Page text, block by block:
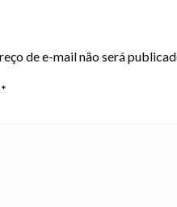
de e-mail não será
*